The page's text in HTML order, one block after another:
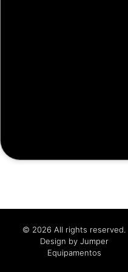
© 2026 All rights reserved.
Design by Jumper
Equipamentos